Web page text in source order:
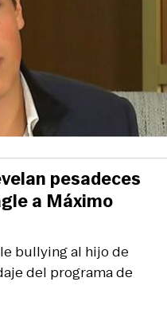
bullying al hijo de
del programa de
pesadeces
a Máximo